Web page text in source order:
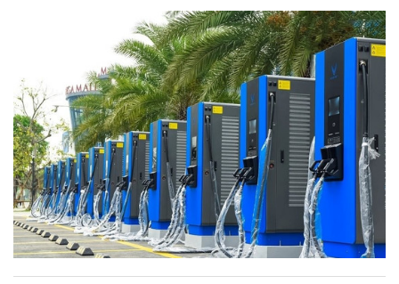
kỳ vọng thúc đẩy sử dụng điện xanh, đáp ứng nhu cầu ngày càng
tăng của nền kinh tế số và quá trình điện hóa giao thông.